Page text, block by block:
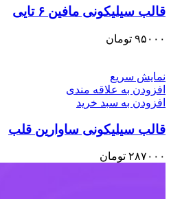
قالب سیلیکونی مافین ۶ تایی
۹۵۰۰۰ تومان
نمایش سریع
افزودن به علاقه مندی
افزودن به سبد خرید
قالب سیلیکونی ساوارین قلب
۲۸۷۰۰۰ تومان